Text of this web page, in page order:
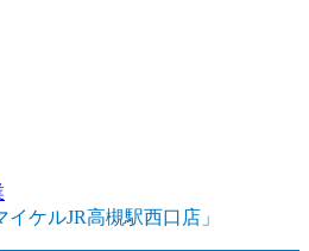
イケルJR高槻駅西口店」